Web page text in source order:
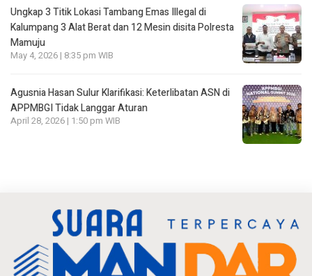
Ungkap 3 Titik Lokasi Tambang Emas Illegal di
Kalumpang 3 Alat Berat dan 12 Mesin disita Polresta
Mamuju
May 4, 2026 | 8:35 pm WIB
Agusnia Hasan Sulur Klarifikasi: Keterlibatan ASN di
APPMBGI Tidak Langgar Aturan
April 28, 2026 | 1:50 pm WIB